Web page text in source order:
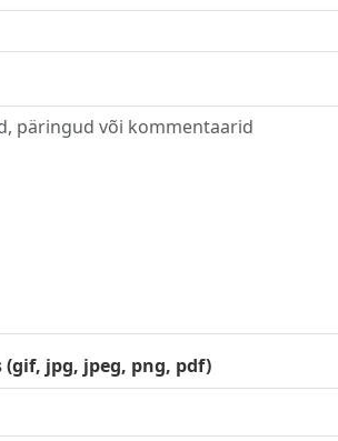
(gif, jpg, jpeg, png, pdf)